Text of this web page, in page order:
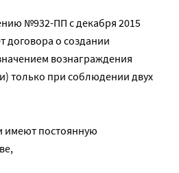
№932-ПП с декабря 2015
договора о создании
вознаграждения
только при соблюдении двух
имеют постоянную